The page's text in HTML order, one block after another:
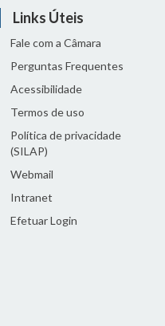
Links Úteis
Fale com a Câmara
Perguntas Frequentes
Acessibilidade
Termos de uso
Política de privacidade
(SILAP)
Webmail
Intranet
Efetuar Login